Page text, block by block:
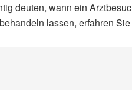
deuten, wann ein
lassen, erfahren